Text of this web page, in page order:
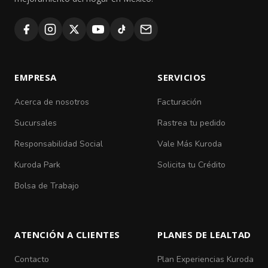
EMPRESA
Acerca de nosotros
Sucursales
Responsabilidad Social
Kuroda Park
Bolsa de Trabajo
SERVICIOS
Facturación
Rastrea tu pedido
Vale Más Kuroda
Solicita tu Crédito
ATENCIÓN A CLIENTES
Contacto
PLANES DE LEALTAD
Plan Experiencias Kuroda